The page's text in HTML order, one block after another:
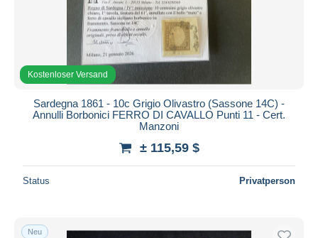
Kostenloser Versand
Sardegna 1861 - 10c Grigio Olivastro (Sassone 14C) -
Annulli Borbonici FERRO DI CAVALLO Punti 11 - Cert.
Manzoni
± 115,59 $
Status Privatperson
Neu